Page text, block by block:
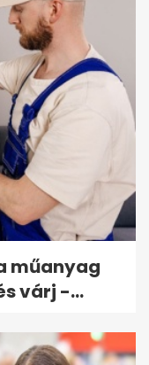
műanyag
várj -...